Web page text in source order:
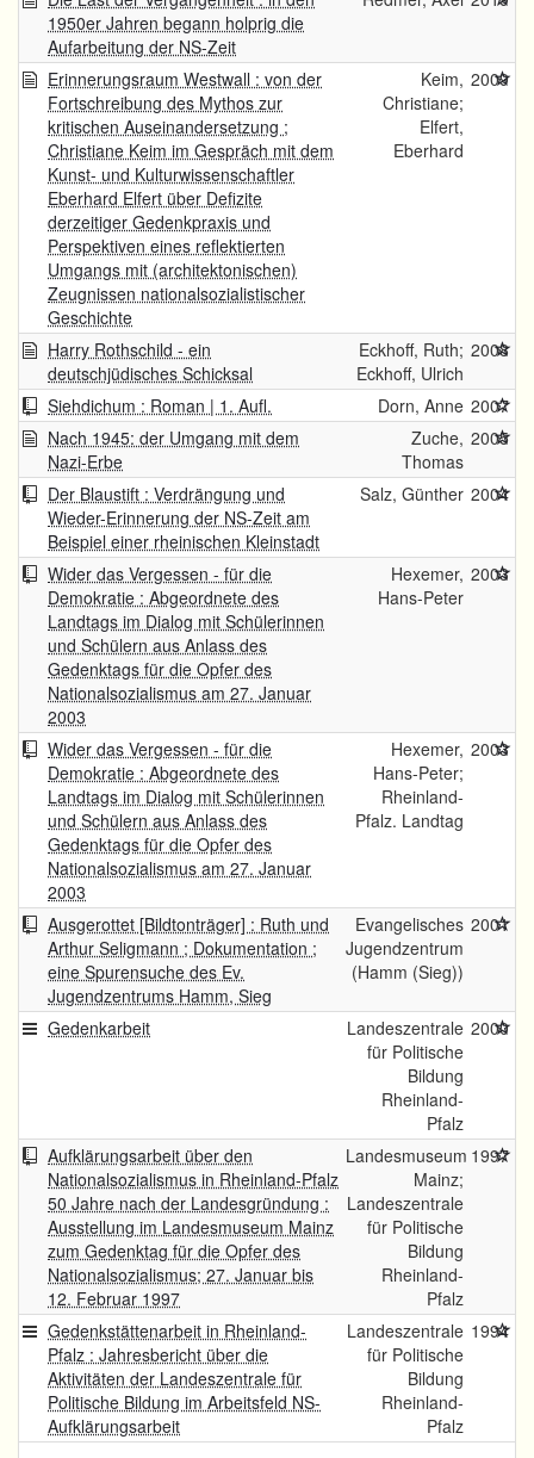
1950er Jahren begann holprig die
Aufarbeitung der NS-Zeit
Erinnerungsraum Westwall : von der
Fortschreibung des Mythos zur
kritischen Auseinandersetzung ;
Christiane Keim im Gespräch mit dem
Kunst- und Kulturwissenschaftler
Eberhard Elfert über Defizite
derzeitiger Gedenkpraxis und
Perspektiven eines reflektierten
Umgangs mit (architektonischen)
Zeugnissen nationalsozialistischer
Geschichte
Keim,
Christiane;
Elfert,
Eberhard
2009
Harry Rothschild - ein
deutschjüdisches Schicksal
Eckhoff, Ruth;
Eckhoff, Ulrich
2008
Siehdichum : Roman | 1. Aufl. Dorn, Anne 2007
Nach 1945: der Umgang mit dem
Nazi-Erbe
Zuche,
Thomas
2005
Der Blaustift : Verdrängung und
Wieder-Erinnerung der NS-Zeit am
Beispiel einer rheinischen Kleinstadt
Salz, Günther 2004
Wider das Vergessen - für die
Demokratie : Abgeordnete des
Landtags im Dialog mit Schülerinnen
und Schülern aus Anlass des
Gedenktags für die Opfer des
Nationalsozialismus am 27. Januar
2003
Hexemer,
Hans-Peter
2003
Wider das Vergessen - für die
Demokratie : Abgeordnete des
Landtags im Dialog mit Schülerinnen
und Schülern aus Anlass des
Gedenktags für die Opfer des
Nationalsozialismus am 27. Januar
2003
Hexemer,
Hans-Peter;
Rheinland-
Pfalz. Landtag
2003
Ausgerottet [Bildtonträger] : Ruth und
Arthur Seligmann ; Dokumentation ;
eine Spurensuche des Ev.
Jugendzentrums Hamm, Sieg
Evangelisches
Jugendzentrum
(Hamm (Sieg))
2001
Gedenkarbeit
Landeszentrale
für Politische
Bildung
Rheinland-
Pfalz
2000
Aufklärungsarbeit über den
Nationalsozialismus in Rheinland-Pfalz
50 Jahre nach der Landesgründung :
Ausstellung im Landesmuseum Mainz
zum Gedenktag für die Opfer des
Nationalsozialismus; 27. Januar bis
12. Februar 1997
Landesmuseum
Mainz;
Landeszentrale
für Politische
Bildung
Rheinland-
Pfalz
1997
Gedenkstättenarbeit in Rheinland-
Pfalz : Jahresbericht über die
Aktivitäten der Landeszentrale für
Politische Bildung im Arbeitsfeld NS-
Aufklärungsarbeit
Landeszentrale
für Politische
Bildung
Rheinland-
Pfalz
1994